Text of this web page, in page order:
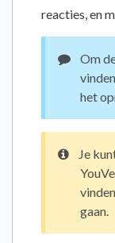
reacties, en
Om
het
Je
gaan.